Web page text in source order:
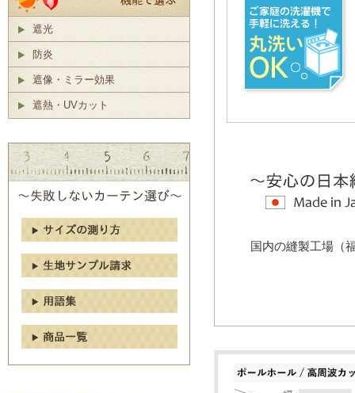
国内の縫製工場（
遮光
防炎
遮像・ミラー効果
遮熱・UVカット